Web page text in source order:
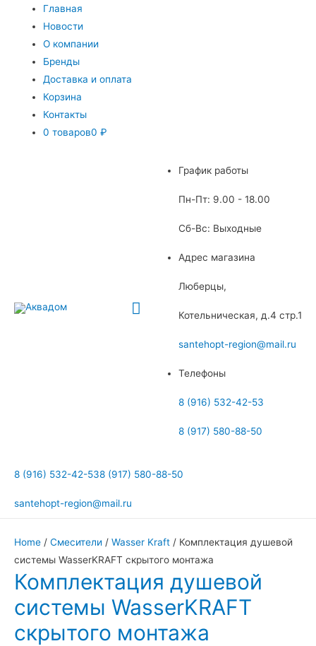
Главная
Новости
О компании
Бренды
Доставка и оплата
Корзина
Контакты
0 товаров0 ₽
Главное
График работы
Пн-Пт: 9.00 - 18.00
Сб-Вс: Выходные
Адрес магазина
Люберцы,
Котельническая, д.4 стр.1
santehopt-region@mail.ru
Телефоны
8 (916) 532-42-53
8 (917) 580-88-50
8 (916) 532-42-538 (917) 580-88-50
santehopt-region@mail.ru
Home / Смесители / Wasser Kraft / Комплектация душевой
системы WasserKRAFT скрытого монтажа
Комплектация душевой
системы WasserKRAFT
скрытого монтажа